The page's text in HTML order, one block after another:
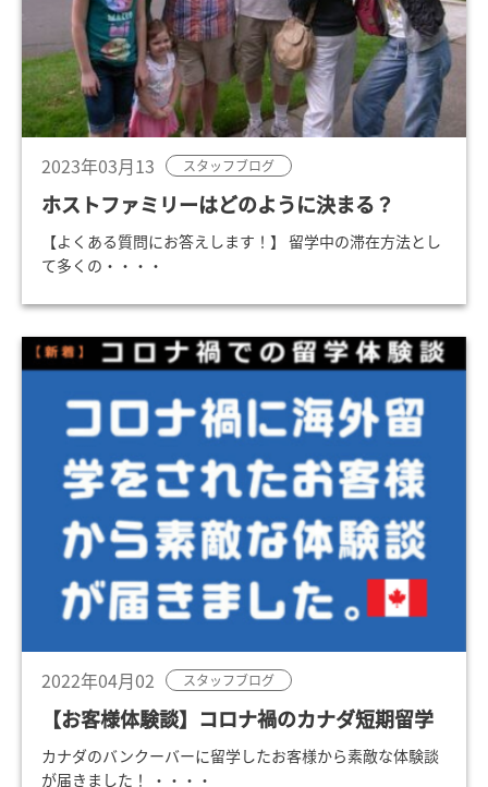
2023年03月13 スタッフブログ
ホストファミリーはどのように決まる？
【よくある質問にお答えします！】 留学中の滞在方法とし
て多くの・・・・
2022年04月02 スタッフブログ
【お客様体験談】コロナ禍のカナダ短期留学
カナダのバンクーバーに留学したお客様から素敵な体験談
が届きました！ ・・・・